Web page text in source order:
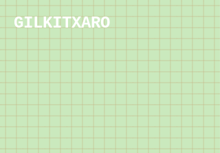
GILKITXARO